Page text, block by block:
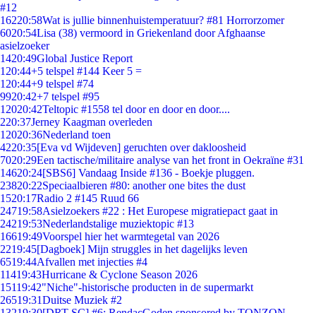
#12
16220:58Wat is jullie binnenhuistemperatuur? #81 Horrorzomer
6020:54Lisa (38) vermoord in Griekenland door Afghaanse
asielzoeker
1420:49Global Justice Report
1 20:44+5 telspel #144 Keer 5 =
1 20:44+9 telspel #74
9920:42+7 telspel #95
12020:42Teltopic #1558 tel door en door en door....
220:37Jerney Kaagman overleden
12020:36Nederland toen
4220:35[Eva vd Wijdeven] geruchten over dakloosheid
7020:29Een tactische/militaire analyse van het front in Oekraïne #31
14620:24[SBS6] Vandaag Inside #136 - Boekje pluggen.
23820:22Speciaalbieren #80: another one bites the dust
1520:17Radio 2 #145 Ruud 66
24719:58Asielzoekers #22 : Het Europese migratiepact gaat in
24219:53Nederlandstalige muziektopic #13
16619:49Voorspel hier het warmtegetal van 2026
2219:45[Dagboek] Mijn struggles in het dagelijks leven
6519:44Afvallen met injecties #4
11419:43Hurricane & Cyclone Season 2026
15119:42"Niche"-historische producten in de supermarkt
26519:31Duitse Muziek #2